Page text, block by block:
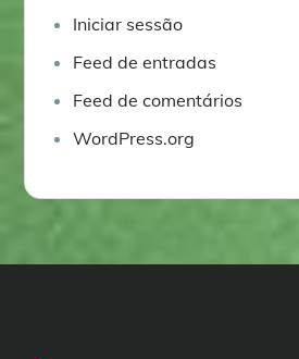
Iniciar sessão
Feed de entradas
Feed de comentários
WordPress.org